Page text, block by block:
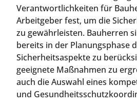
Verantwortlichkeiten für
Arbeitgeber fest, um die
zu gewährleisten. Bauherren
bereits in der Planungsphase
Sicherheitsaspekte zu
geeignete Maßnahmen zu
auch die Auswahl eines
und